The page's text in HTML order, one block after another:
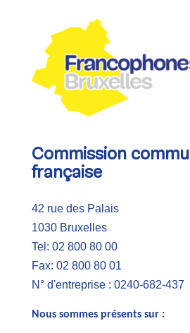
Commission
française
42 rue des Palais
1030 Bruxelles
Tel: 02 800 80 00
Fax: 02 800 80 01
N° d'entreprise : 0240-682-437
Nous sommes présents sur :